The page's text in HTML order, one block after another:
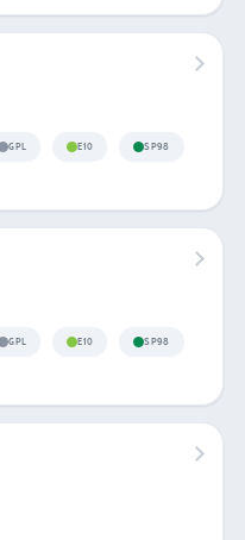
GPL E10 SP98
GPL E10 SP98